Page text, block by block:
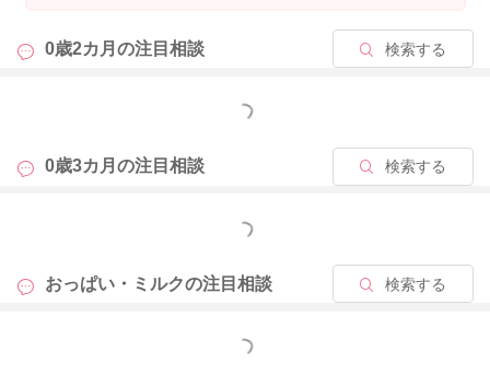
0歳2カ月の注目相談 検索する
もっと見る
0歳3カ月の注目相談 検索する
もっと見る
おっぱい・ミルクの注目相談 検索する
もっと見る